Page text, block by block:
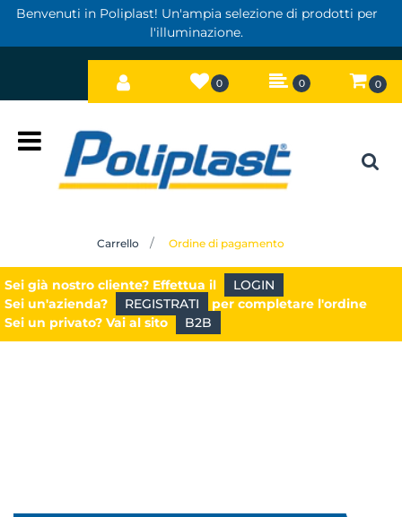
Benvenuti in Poliplast! Un'ampia selezione di prodotti per
l'illuminazione.
0 0 0
Carrello Ordine di pagamento
Sei già nostro cliente? Effettua il
LOGIN
Sei un'azienda?
REGISTRATI
per completare l'ordine
Sei un privato? Vai al sito
B2B